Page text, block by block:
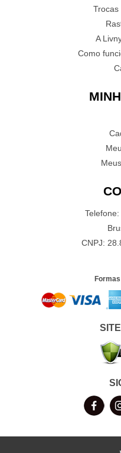
Trocas
A
Como
CNPJ: